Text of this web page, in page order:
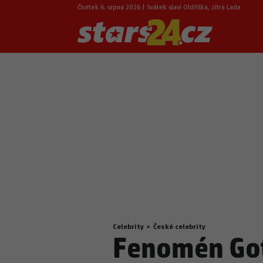
Čtvrtek 6. srpna 2026 | Svátek slaví Oldřiška, zítra Lada
Nacházíte
se
zde:
Celebrity > České celebrity
Fenomén